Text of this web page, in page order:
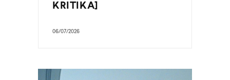
KRITIKA]
06/07/2026